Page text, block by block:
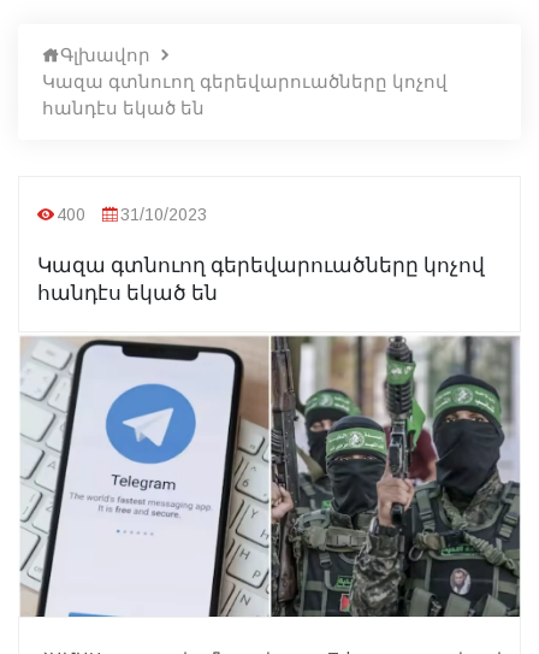
Գլխավոր
Կազա գտնուող գերեվարուածները կոչով
հանդէս եկած են
400 31/10/2023
Կազա գտնուող գերեվարուածները կոչով
հանդէս եկած են